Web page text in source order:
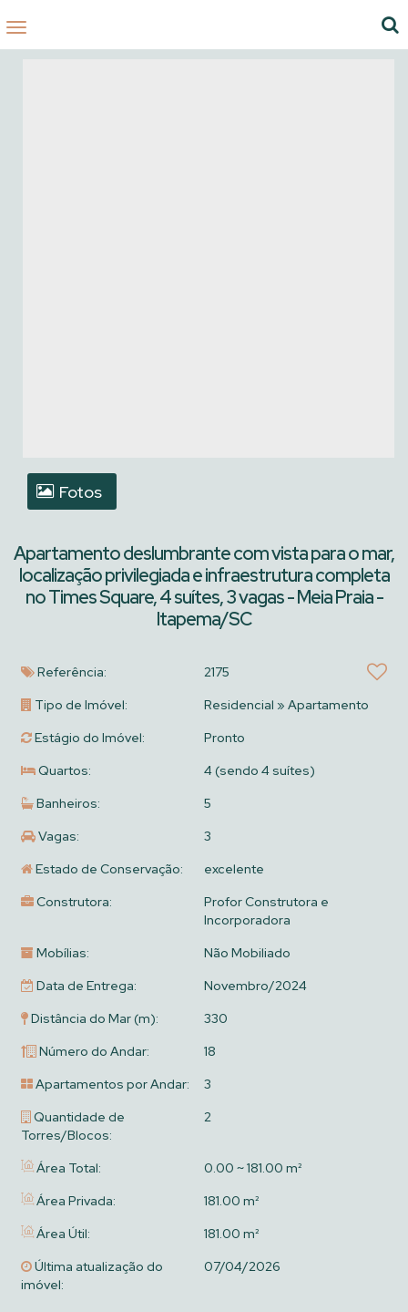
Fotos
Apartamento deslumbrante com vista para o mar,
localização privilegiada e infraestrutura completa
no Times Square, 4 suítes, 3 vagas - Meia Praia -
Itapema/SC
Referência:
2175
Tipo de Imóvel:
Residencial » Apartamento
Estágio do Imóvel:
Pronto
Quartos:
4 (sendo 4 suítes)
Banheiros:
5
Vagas:
3
Estado de Conservação:
excelente
Construtora:
Profor Construtora e
Incorporadora
Mobílias:
Não Mobiliado
Data de Entrega:
Novembro/2024
Distância do Mar (m):
330
Número do Andar:
18
Apartamentos por Andar:
3
Quantidade de
Torres/Blocos:
2
Área Total:
0.00 ~ 181.00 m²
Área Privada:
181.00 m²
Área Útil:
181.00 m²
Última atualização do
imóvel:
07/04/2026